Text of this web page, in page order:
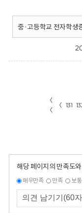
중·고등학교 전자학생
〈
〈
〈 131
해당 페이지의 만족도
매우만족 만족 보통